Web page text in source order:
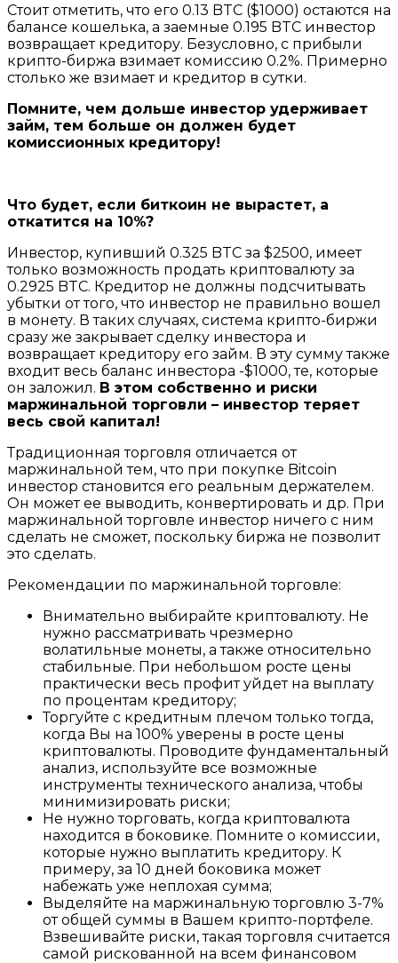
Стоит отметить, что его 0.13 BTC ($1000) остаются на
балансе кошелька, а заемные 0.195 BTC инвестор
возвращает кредитору. Безусловно, с прибыли
крипто-биржа взимает комиссию 0.2%. Примерно
столько же взимает и кредитор в сутки.
Помните, чем дольше инвестор удерживает
займ, тем больше он должен будет
комиссионных кредитору!
Что будет, если биткоин не вырастет, а
откатится на 10%?
Инвестор, купивший 0.325 BTC за $2500, имеет
только возможность продать криптовалюту за
0.2925 BTC. Кредитор не должны подсчитывать
убытки от того, что инвестор не правильно вошел
в монету. В таких случаях, система крипто-биржи
сразу же закрывает сделку инвестора и
возвращает кредитору его займ. В эту сумму также
входит весь баланс инвестора -$1000, те, которые
он заложил. В этом собственно и риски
маржинальной торговли – инвестор теряет
весь свой капитал!
Традиционная торговля отличается от
маржинальной тем, что при покупке Bitcoin
инвестор становится его реальным держателем.
Он может ее выводить, конвертировать и др. При
маржинальной торговле инвестор ничего с ним
сделать не сможет, поскольку биржа не позволит
это сделать.
Рекомендации по маржинальной торговле:
Внимательно выбирайте криптовалюту. Не
нужно рассматривать чрезмерно
волатильные монеты, а также относительно
стабильные. При небольшом росте цены
практически весь профит уйдет на выплату
по процентам кредитору;
Торгуйте с кредитным плечом только тогда,
когда Вы на 100% уверены в росте цены
криптовалюты. Проводите фундаментальный
анализ, используйте все возможные
инструменты технического анализа, чтобы
минимизировать риски;
Не нужно торговать, когда криптовалюта
находится в боковике. Помните о комиссии,
которые нужно выплатить кредитору. К
примеру, за 10 дней боковика может
набежать уже неплохая сумма;
Выделяйте на маржинальную торговлю 3-7%
от общей суммы в Вашем крипто-портфеле.
Взвешивайте риски, такая торговля считается
самой рискованной на всем финансовом